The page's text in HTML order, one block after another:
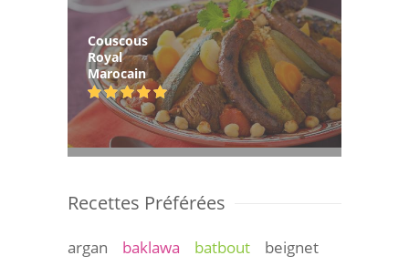
Couscous
Royal
Marocain
Recettes Préférées
argan baklawa batbout
beignet